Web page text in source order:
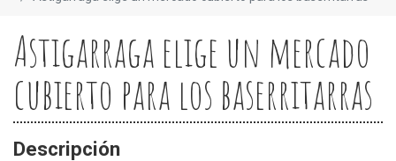
Astigarraga elige un mercado
cubierto para los baserritarras
Descripción